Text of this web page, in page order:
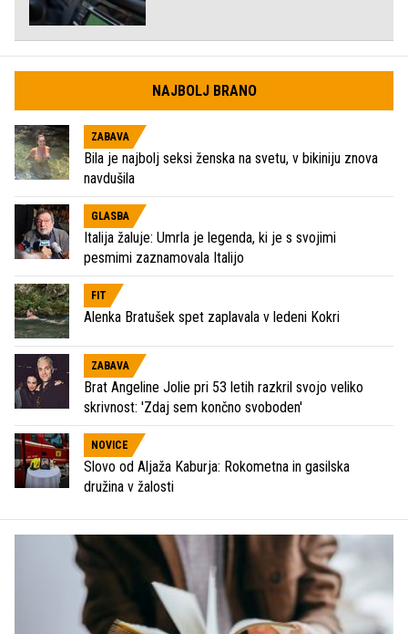
NAJBOLJ BRANO
ZABAVA
Bila je najbolj seksi ženska na svetu, v bikiniju znova
navdušila
GLASBA
Italija žaluje: Umrla je legenda, ki je s svojimi
pesmimi zaznamovala Italijo
FIT
Alenka Bratušek spet zaplavala v ledeni Kokri
ZABAVA
Brat Angeline Jolie pri 53 letih razkril svojo veliko
skrivnost: 'Zdaj sem končno svoboden'
NOVICE
Slovo od Aljaža Kaburja: Rokometna in gasilska
družina v žalosti